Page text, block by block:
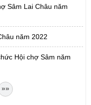
Sâm Lai Châu năm
năm 2022
Hội chợ Sâm năm
»»